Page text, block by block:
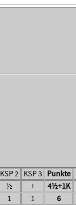
KSP 2 KSP 3 Punkte
½ + 4½+1K
1 1 6